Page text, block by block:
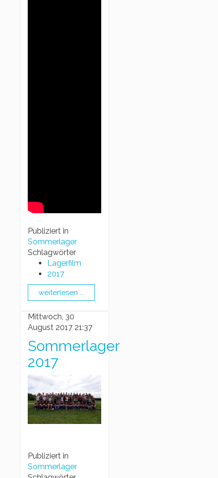
Publiziert in
Sommerlager
Schlagwörter
Lagerfilm
2017
weiterlesen ...
Mittwoch, 30
August 2017 21:37
Sommerlager
2017
Publiziert in
Sommerlager